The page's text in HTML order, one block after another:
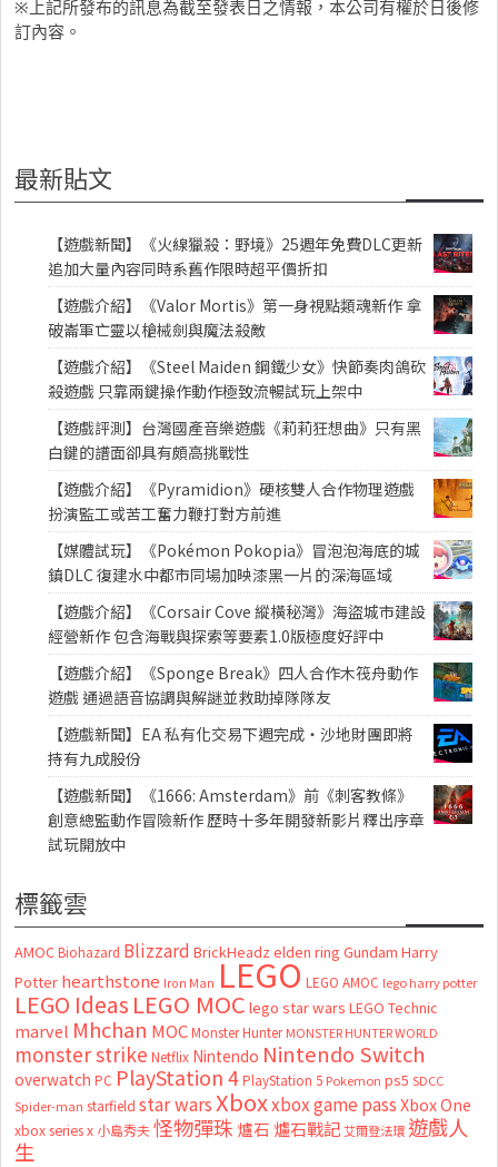
※上記所發布的訊息為截至發表日之情報，本公司有權於日後修
訂內容。
最新貼文
【遊戲新聞】《火線獵殺：野境》25週年免費DLC更新
追加大量內容同時系舊作限時超平價折扣
【遊戲介紹】《Valor Mortis》第一身視點類魂新作 拿
破崙軍亡靈以槍械劍與魔法殺敵
【遊戲介紹】《Steel Maiden 鋼鐵少女》快節奏肉鴿砍
殺遊戲 只靠兩鍵操作動作極致流暢試玩上架中
【遊戲評測】台灣國產音樂遊戲《莉莉狂想曲》只有黑
白鍵的譜面卻具有頗高挑戰性
【遊戲介紹】《Pyramidion》硬核雙人合作物理遊戲
扮演監工或苦工奮力鞭打對方前進
【媒體試玩】《Pokémon Pokopia》冒泡泡海底的城
鎮DLC 復建水中都市同場加映漆黑一片的深海區域
【遊戲介紹】《Corsair Cove 縱橫秘灣》海盜城市建設
經營新作 包含海戰與探索等要素1.0版極度好評中
【遊戲介紹】《Sponge Break》四人合作木筏舟動作
遊戲 通過語音協調與解謎並救助掉隊隊友
【遊戲新聞】EA 私有化交易下週完成・沙地財團即將
持有九成股份
【遊戲新聞】《1666: Amsterdam》前《刺客教條》
創意總監動作冒險新作 歷時十多年開發新影片釋出序章
試玩開放中
標籤雲
AMOC Biohazard Blizzard BrickHeadz elden ring Gundam Harry
Potter hearthstone Iron Man LEGO LEGO AMOC lego harry potter
LEGO Ideas LEGO MOC lego star wars LEGO Technic
marvel Mhchan MOC Monster Hunter MONSTER HUNTER WORLD
monster strike Netflix Nintendo Nintendo Switch
overwatch PC PlayStation 4 PlayStation 5 Pokemon ps5 SDCC
Spider-man starfield star wars Xboxxbox game passXbox One
xbox series x 小島秀夫怪物彈珠 爐石 爐石戰記艾爾登法環 遊戲人
生